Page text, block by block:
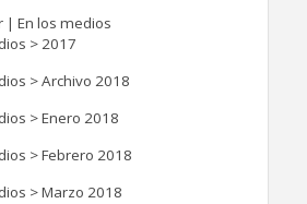
| En los medios
> 2017
> Archivo 2018
> Enero 2018
> Febrero 2018
> Marzo 2018